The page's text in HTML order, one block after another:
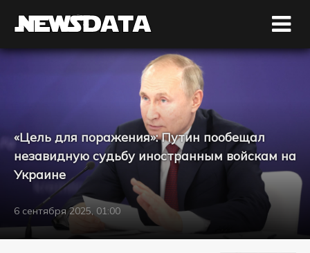
«Цель для поражения»: Путин пообещал
незавидную судьбу иностранным войскам на
Украине
6 сентября 2025, 01:00